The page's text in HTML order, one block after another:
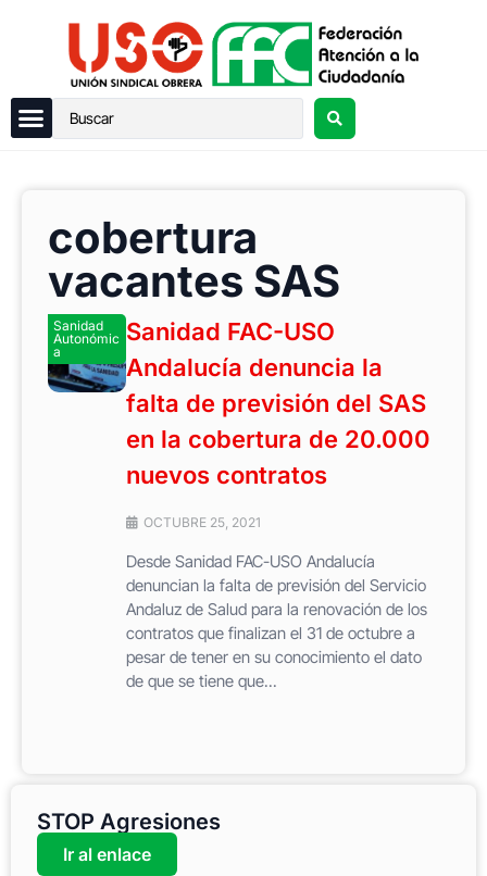
cobertura
vacantes SAS
Sanidad
Autonómic
a
Sanidad FAC-USO
Andalucía denuncia la
falta de previsión del SAS
en la cobertura de 20.000
nuevos contratos
OCTUBRE 25, 2021
Desde Sanidad FAC-USO Andalucía
denuncian la falta de previsión del Servicio
Andaluz de Salud para la renovación de los
contratos que finalizan el 31 de octubre a
pesar de tener en su conocimiento el dato
de que se tiene que...
STOP Agresiones
Ir al enlace